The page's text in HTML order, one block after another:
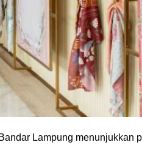
Lampung menunjukkan